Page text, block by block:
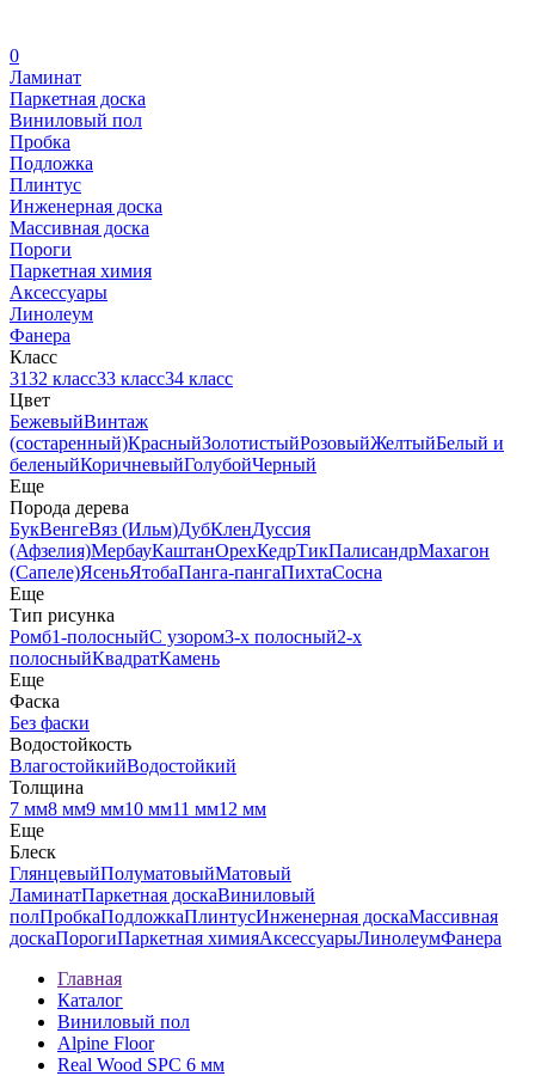
0
Ламинат
Паркетная доска
Виниловый пол
Пробка
Подложка
Плинтус
Инженерная доска
Массивная доска
Пороги
Паркетная химия
Аксессуары
Линолеум
Фанера
Класс
3132 класс33 класс34 класс
Цвет
БежевыйВинтаж
(состаренный)КрасныйЗолотистыйРозовыйЖелтыйБелый и
беленыйКоричневыйГолубойЧерный
Еще
Порода дерева
БукВенгеВяз (Ильм)ДубКленДуссия
(Афзелия)МербауКаштанОрехКедрТикПалисандрМахагон
(Сапеле)ЯсеньЯтобаПанга-пангаПихтаСосна
Еще
Тип рисунка
Ромб1-полосныйС узором3-х полосный2-х
полосныйКвадратКамень
Еще
Фаска
Без фаски
Водостойкость
ВлагостойкийВодостойкий
Толщина
7 мм8 мм9 мм10 мм11 мм12 мм
Еще
Блеск
ГлянцевыйПолуматовыйМатовый
ЛаминатПаркетная доскаВиниловый
полПробкаПодложкаПлинтусИнженерная доскаМассивная
доскаПорогиПаркетная химияАксессуарыЛинолеумФанера
Главная
Каталог
Виниловый пол
Alpine Floor
Real Wood SPC 6 мм